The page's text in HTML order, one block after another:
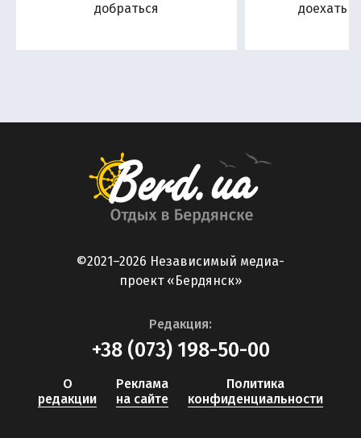
добраться
доехать
©2021–2026 Независимый медиа-
проект «Бердянск»
Редакция:
+38 (073) 198-50-00
О
редакции
Реклама
на сайте
Политика
конфиденциальности